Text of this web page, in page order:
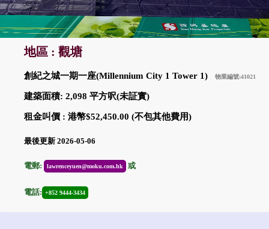
地區 : 觀塘
創紀之城一期一座(Millennium City 1 Tower 1) 物業編號:41021
建築面積: 2,098 平方呎(未証實)
租金叫價 : 港幣$52,450.00 (不包其他費用)
最後更新 2026-05-06
電郵: lawrenceyuen@moku.com.hk 或
電話: +852 9444-3434